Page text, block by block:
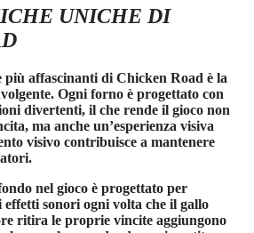
UNICHE DI
più affascinanti di Chicken Road è la
Ogni forno è progettato con
divertenti, il che rende il gioco non
ma anche un’esperienza visiva
visivo contribuisce a mantenere
nel gioco è progettato per
effetti sonori ogni volta che il gallo
ritira le proprie vincite aggiungono